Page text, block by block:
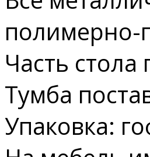
полимерно-
Часть
Тумба
Упаковка: